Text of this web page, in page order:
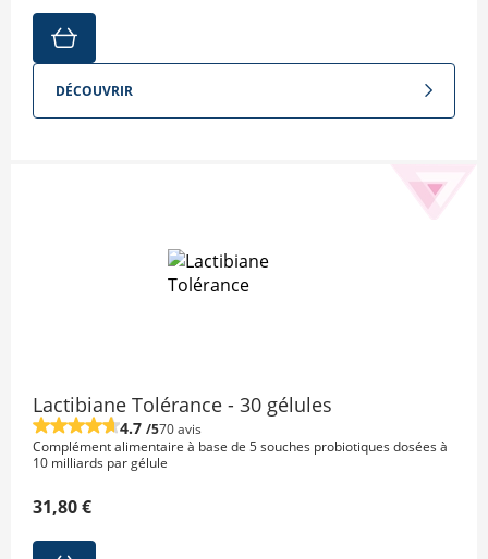
DÉCOUVRIR
Lactibiane Tolérance - 30 gélules
4.7 /570 avis
Complément alimentaire à base de 5 souches probiotiques dosées à
10 milliards par gélule
31,80 €